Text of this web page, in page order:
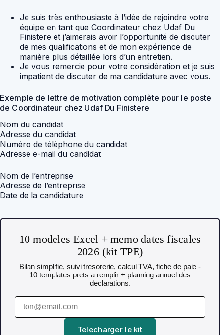
Je suis très enthousiaste à l’idée de rejoindre votre
équipe en tant que Coordinateur chez Udaf Du
Finistere et j’aimerais avoir l’opportunité de discuter
de mes qualifications et de mon expérience de
manière plus détaillée lors d’un entretien.
Je vous remercie pour votre considération et je suis
impatient de discuter de ma candidature avec vous.
Exemple de lettre de motivation complète pour le poste
de Coordinateur chez Udaf Du Finistere
Nom du candidat
Adresse du candidat
Numéro de téléphone du candidat
Adresse e-mail du candidat
Nom de l’entreprise
Adresse de l’entreprise
Date de la candidature
10 modeles Excel + memo dates fiscales
2026 (kit TPE)
Bilan simplifie, suivi tresorerie, calcul TVA, fiche de paie -
10 templates prets a remplir + planning annuel des
declarations.
Telecharger le kit